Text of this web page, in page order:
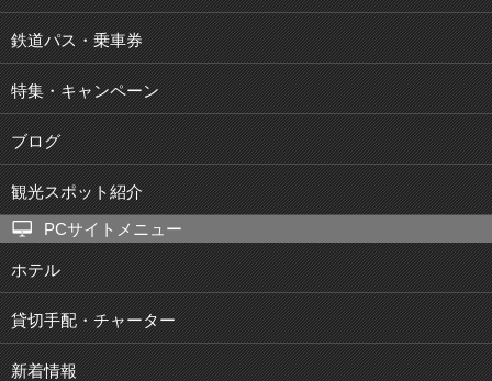
鉄道パス・乗車券
特集・キャンペーン
ブログ
観光スポット紹介
PCサイトメニュー
ホテル
貸切手配・チャーター
新着情報